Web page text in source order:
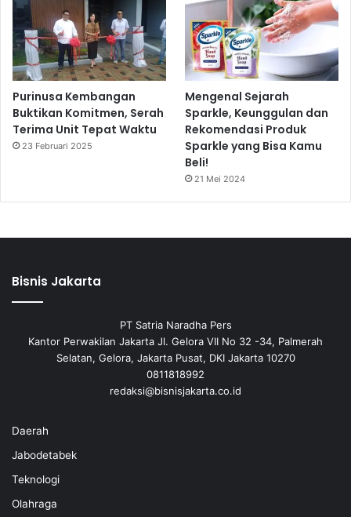
Purinusa Kembangan
Buktikan Komitmen, Serah
Terima Unit Tepat Waktu
23 Februari 2025
Mengenal Sejarah
Sparkle, Keunggulan dan
Rekomendasi Produk
Sparkle yang Bisa Kamu
Beli!
21 Mei 2024
Bisnis Jakarta
PT Satria Naradha Pers
Kantor Perwakilan Jakarta Jl. Gelora VII No 32 -34, Palmerah
Selatan, Gelora, Jakarta Pusat, DKI Jakarta 10270
0811818992
redaksi@bisnisjakarta.co.id
Daerah
Jabodetabek
Teknologi
Olahraga